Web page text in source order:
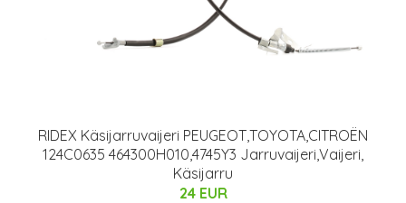
RIDEX Käsijarruvaijeri PEUGEOT,TOYOTA,CITROËN
124C0635 464300H010,4745Y3 Jarruvaijeri,Vaijeri,
Käsijarru
24 EUR